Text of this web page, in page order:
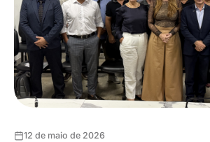
12 de maio de 2026